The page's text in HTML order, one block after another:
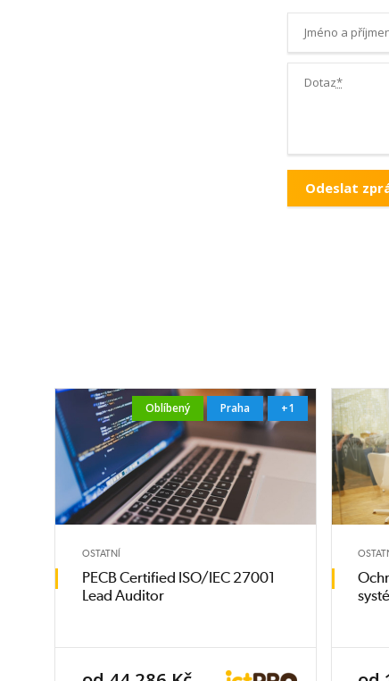
Jméno a
Dotaz*
Oblíbený Praha +1
OSTATNÍ
PECB Certified ISO/IEC 27001
Lead Auditor